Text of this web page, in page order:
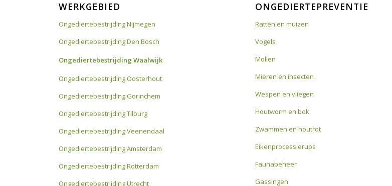
WERKGEBIED
Ongediertebestrijding Nijmegen
Ongediertebestrijding Den Bosch
Ongediertebestrijding Waalwijk
Ongediertebestrijding Oosterhout
Ongediertebestrijding Gorinchem
Ongediertebestrijding Tilburg
Ongediertebestrijding Veenendaal
Ongediertebestrijding Amsterdam
Ongediertebestrijding Rotterdam
Ongediertebestrijding Utrecht
ONGEDIERTEPREVENTIE
Ratten en muizen
Vogels
Mollen
Mieren en insecten
Wespen en vliegen
Houtworm en bok
Zwammen en houtrot
Eikenprocessierups
Faunabeheer
Gassingen